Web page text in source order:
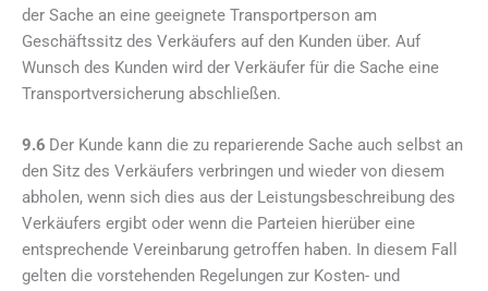
der Sache an eine geeignete Transportperson am
Geschäftssitz des Verkäufers auf den Kunden über. Auf
Wunsch des Kunden wird der Verkäufer für die Sache eine
Transportversicherung abschließen.
9.6 Der Kunde kann die zu reparierende Sache auch selbst an
den Sitz des Verkäufers verbringen und wieder von diesem
abholen, wenn sich dies aus der Leistungsbeschreibung des
Verkäufers ergibt oder wenn die Parteien hierüber eine
entsprechende Vereinbarung getroffen haben. In diesem Fall
gelten die vorstehenden Regelungen zur Kosten- und